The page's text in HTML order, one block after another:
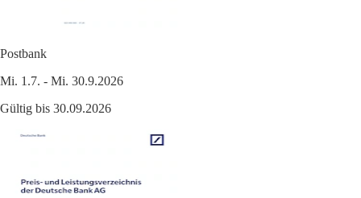
Postbank
Mi. 1.7. - Mi. 30.9.2026
Gültig bis 30.09.2026